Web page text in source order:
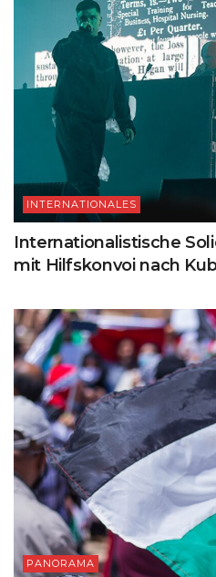
INTERNATIONALES
Internationalistische
mit Hilfskonvoi nach
PANORAMA